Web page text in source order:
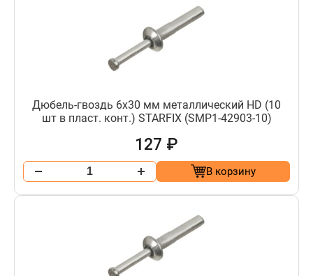
Дюбель-гвоздь 6х30 мм металлический HD (10
шт в пласт. конт.) STARFIX (SMP1-42903-10)
127 ₽
В корзину